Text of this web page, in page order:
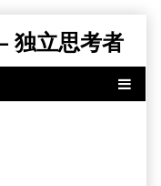
独立思考者